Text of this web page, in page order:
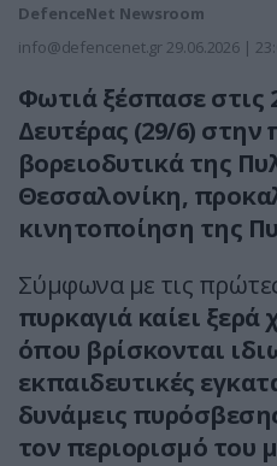
DefenceNet Newsroom
info@defencenet.gr 29.06.2026 |
Φωτιά ξέσπασε στις
Δευτέρας (29/6) στην
βορειοδυτικά της
Θεσσαλονίκη,
κινητοποίηση της
Σύμφωνα με τις
πυρκαγιά καίει ξερά
όπου βρίσκονται
εκπαιδευτικές
δυνάμεις
τον περιορισμό του